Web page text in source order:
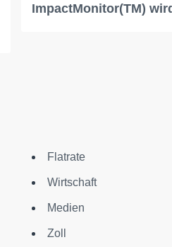
ImpactMonitor(TM)
Flatrate
Wirtschaft
Medien
Zoll